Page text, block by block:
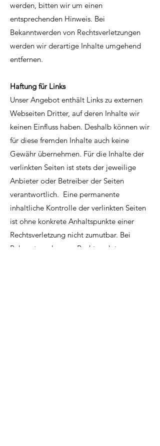
werden, bitten wir um einen
entsprechenden Hinweis. Bei
Bekanntwerden von Rechtsverletzungen
werden wir derartige Inhalte umgehend
entfernen.
Haftung für Links
Unser Angebot enthält Links zu externen
Webseiten Dritter, auf deren Inhalte wir
keinen Einfluss haben. Deshalb können wir
für diese fremden Inhalte auch keine
Gewähr übernehmen. Für die Inhalte der
verlinkten Seiten ist stets der jeweilige
Anbieter oder Betreiber der Seiten
verantwortlich. Eine permanente
inhaltliche Kontrolle der verlinkten Seiten
ist ohne konkrete Anhaltspunkte einer
Rechtsverletzung nicht zumutbar. Bei
Bekanntwerden von Rechtsverletzungen